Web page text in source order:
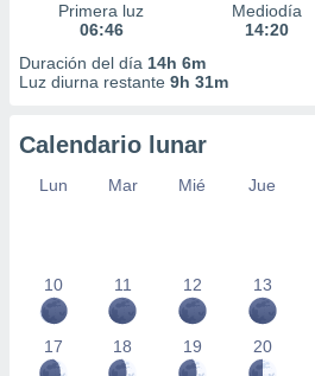
Primera luz
06:46
Mediodía
14:20
Duración del día 14h 6m
Luz diurna restante 9h 31m
Calendario lunar
Lun Mar Mié Jue
10 11 12 13
17 18 19 20